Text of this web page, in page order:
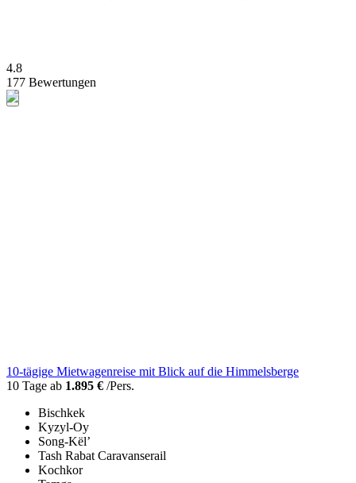
4.8
177 Bewertungen
10-tägige Mietwagenreise mit Blick auf die Himmelsberge
10 Tage ab 1.895 € /Pers.
Bischkek
Kyzyl-Oy
Song-Kël’
Tash Rabat Caravanserail
Kochkor